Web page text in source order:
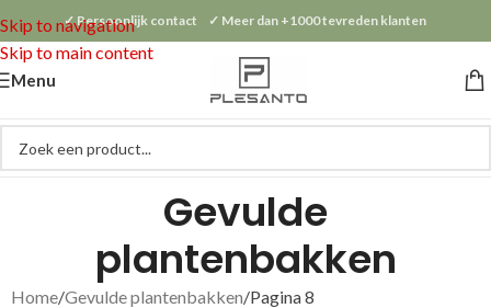
Skip to navigation
Skip to main content
✓ Persoonlijk contact ✓ Meer dan +1000 tevreden klanten
Menu
Gevulde
plantenbakken
Home Gevulde plantenbakken Pagina 8